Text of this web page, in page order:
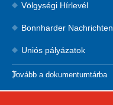
Völgységi Hírlevél
Bonnharder Nachrichten
Uniós pályázatok
Tovább a dokumentumtárba